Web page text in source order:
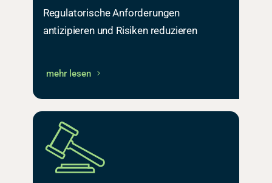
Regulatorische Anforderungen
antizipieren und Risiken reduzieren
mehr lesen